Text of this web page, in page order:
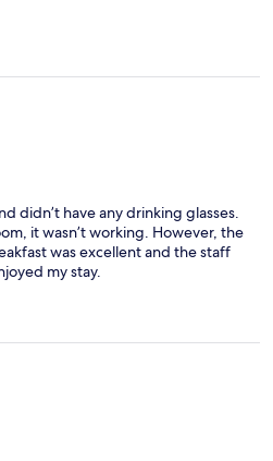
didn’t have any drinking glasses.
it wasn’t working. However, the
was excellent and the staff
my stay.